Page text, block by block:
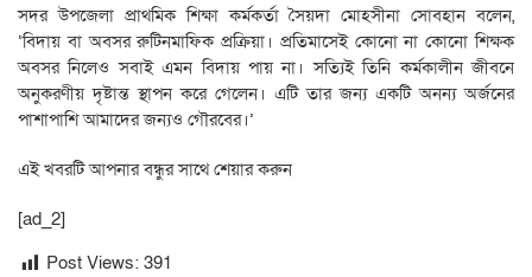
সদর উপজেলা প্রাথমিক শিক্ষা কর্মকর্তা সৈয়দা মোহসীনা সোবহান বলেন,
‘বিদায় বা অবসর রুটিনমাফিক প্রক্রিয়া। প্রতিমাসেই কোনো না কোনো শিক্ষক
অবসর নিলেও সবাই এমন বিদায় পায় না। সত্যিই তিনি কর্মকালীন জীবনে
অনুকরণীয় দৃষ্টান্ত স্থাপন করে গেলেন। এটি তার জন্য একটি অনন্য অর্জনের
পাশাপাশি আমাদের জন্যও গৌরবের।’
এই খবরটি আপনার বন্ধুর সাথে শেয়ার করুন
[ad_2]
Post Views: 391